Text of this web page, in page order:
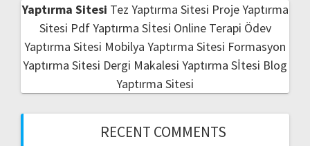
Yaptırma Sitesi Tez Yaptırma Sitesi Proje Yaptırma
Sitesi Pdf Yaptırma Sİtesi Online Terapi Ödev
Yaptırma Sitesi Mobilya Yaptırma Sitesi Formasyon
Yaptırma Sitesi Dergi Makalesi Yaptırma Sİtesi Blog
Yaptırma Sitesi
RECENT COMMENTS